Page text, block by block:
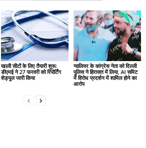
खाली सीटों के लिए तैयारी शुरू:
डीएमई ने 27 फरवरी को रिपोर्टिंग
शेड्यूल जारी किया
ग्वालियर के कांग्रेस नेता को दिल्ली
पुलिस ने हिरासत में लिया, AI समिट
में विरोध प्रदर्शन में शामिल होने का
आरोप